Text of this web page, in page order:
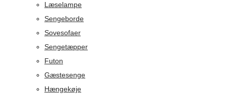
Læselampe
Sengeborde
Sovesofaer
Sengetæpper
Futon
Gæstesenge
Hængekøje